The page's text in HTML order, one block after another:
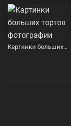
Картинки больших